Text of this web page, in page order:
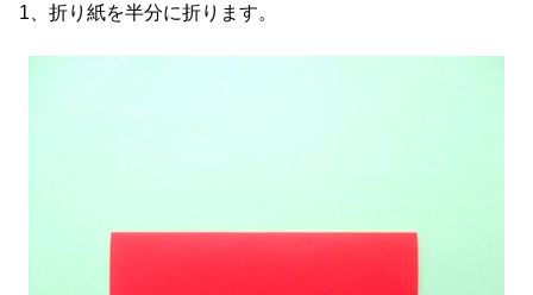
1、折り紙を半分に折ります。